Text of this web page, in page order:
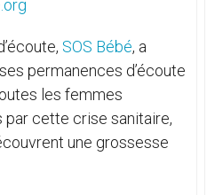
SOS Bébé, a
permanences d’écoute
les femmes
cette crise sanitaire,
une grossesse